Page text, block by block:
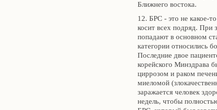
Ближнего востока.
12. БРС - это не какое-
косит всех подряд. При
попадают в основном
категории относились
Последние двое
корейского Минздрава
циррозом и раком
миеломой
заражается человек
недель, чтобы